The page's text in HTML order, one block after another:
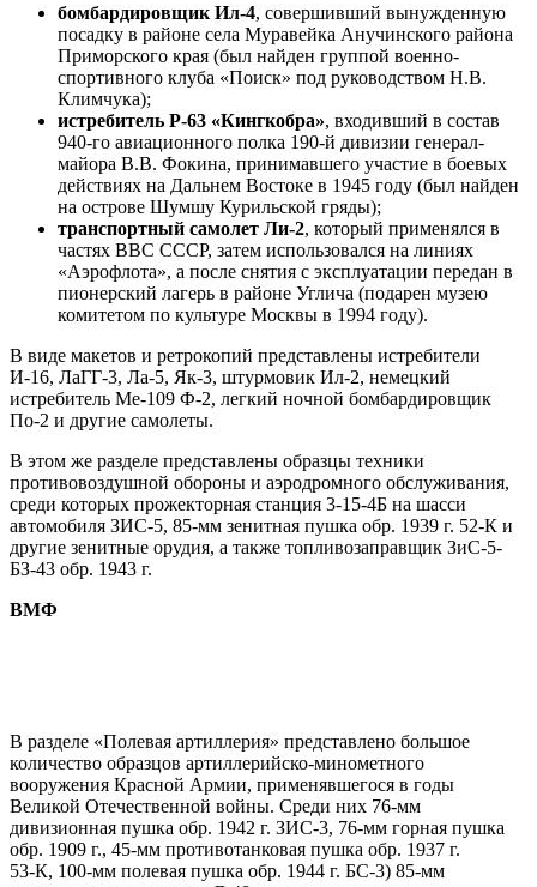
бомбардировщик Ил-4, совершивший вынужденную
посадку в районе села Муравейка Анучинского района
Приморского края (был найден группой военно-
спортивного клуба «Поиск» под руководством Н.В.
Климчука);
истребитель Р-63 «Кингкобра», входивший в состав
940-го авиационного полка 190-й дивизии генерал-
майора В.В. Фокина, принимавшего участие в боевых
действиях на Дальнем Востоке в 1945 году (был найден
на острове Шумшу Курильской гряды);
транспортный самолет Ли-2, который применялся в
частях ВВС СССР, затем использовался на линиях
«Аэрофлота», а после снятия с эксплуатации передан в
пионерский лагерь в районе Углича (подарен музею
комитетом по культуре Москвы в 1994 году).
В виде макетов и ретрокопий представлены истребители
И-16, ЛаГГ-3, Ла-5, Як-3, штурмовик Ил-2, немецкий
истребитель Ме-109 Ф-2, легкий ночной бомбардировщик
По-2 и другие самолеты.
В этом же разделе представлены образцы техники
противовоздушной обороны и аэродромного обслуживания,
среди которых прожекторная станция 3-15-4Б на шасси
автомобиля ЗИС-5, 85-мм зенитная пушка обр. 1939 г. 52-К и
другие зенитные орудия, а также топливозаправщик ЗиС-5-
БЗ-43 обр. 1943 г.
ВМФ
В разделе «Полевая артиллерия» представлено большое
количество образцов артиллерийско-минометного
вооружения Красной Армии, применявшегося в годы
Великой Отечественной войны. Среди них 76-мм
дивизионная пушка обр. 1942 г. ЗИС-3, 76-мм горная пушка
обр. 1909 г., 45-мм противотанковая пушка обр. 1937 г.
53-К, 100-мм полевая пушка обр. 1944 г. БС-3) 85-мм